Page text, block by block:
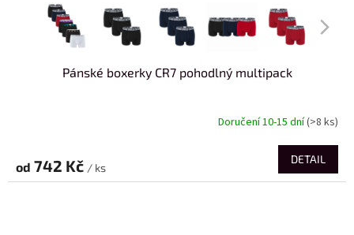
Pánské boxerky CR7 pohodlný multipack
Doručení 10-15 dní(>8 ks)
od 742 Kč / ks
DETAIL